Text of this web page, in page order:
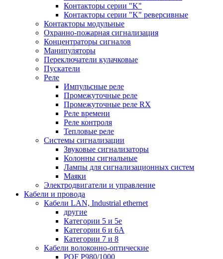
Контакторы серии "K"
Контакторы серии "K" реверсивные
Контакторы модульные
Охранно-пожарная сигнализация
Концентраторы сигналов
Манипуляторы
Переключатели кулачковые
Пускатели
Реле
Импульсные реле
Промежуточные реле
Промежуточные реле RX
Реле времени
Реле контроля
Тепловые реле
Системы сигнализации
Звуковые сигнализаторы
Колонны сигнальные
Лампы для сигнализационных систем
Маяки
Электродвигатели и управление
Кабели и провода
Кабели LAN, Industrial ethernet
другие
Категории 5 и 5е
Категории 6 и 6A
Категории 7 и 8
Кабели волоконно-оптические
POF P980/1000